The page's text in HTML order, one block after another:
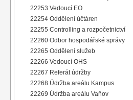
22253 Vedoucí EO
22254 Oddělení účtáren
22255 Controlling a rozpočetnictví
22260 Odbor hospodářské správy
22265 Oddělení služeb
22266 Vedoucí OHS
22267 Referát údržby
22268 Údržba areálu Kampus
22269 Údržba areálu Vaňov